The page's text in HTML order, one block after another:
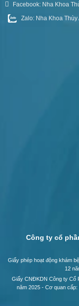
Facebook: Nha Khoa
Zalo: Nha Khoa Thùy
Công ty cổ
Giấy phép hoạt động khám
12
Giấy CNĐKDN Công ty Cổ
năm 2025 - Cơ quan